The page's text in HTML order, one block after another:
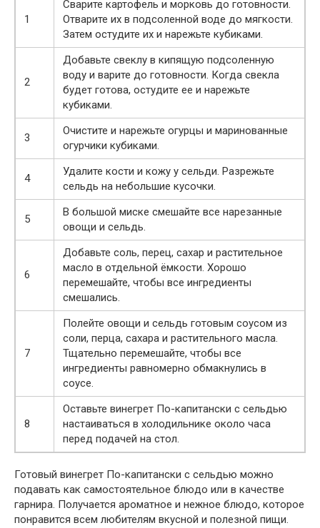
1
Сварите картофель и морковь до готовности.
Отварите их в подсоленной воде до мягкости.
Затем остудите их и нарежьте кубиками.
2
Добавьте свеклу в кипящую подсоленную
воду и варите до готовности. Когда свекла
будет готова, остудите ее и нарежьте
кубиками.
3
Очистите и нарежьте огурцы и маринованные
огурчики кубиками.
4
Удалите кости и кожу у сельди. Разрежьте
сельдь на небольшие кусочки.
5
В большой миске смешайте все нарезанные
овощи и сельдь.
6
Добавьте соль, перец, сахар и растительное
масло в отдельной ёмкости. Хорошо
перемешайте, чтобы все ингредиенты
смешались.
7
Полейте овощи и сельдь готовым соусом из
соли, перца, сахара и растительного масла.
Тщательно перемешайте, чтобы все
ингредиенты равномерно обмакнулись в
соусе.
8
Оставьте винегрет По-капитански с сельдью
настаиваться в холодильнике около часа
перед подачей на стол.
Готовый винегрет По-капитански с сельдью можно
подавать как самостоятельное блюдо или в качестве
гарнира. Получается ароматное и нежное блюдо, которое
понравится всем любителям вкусной и полезной пищи.